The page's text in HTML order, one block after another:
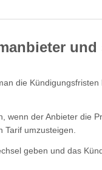
die
wenn der Anbieter die
umzusteigen.
geben und das